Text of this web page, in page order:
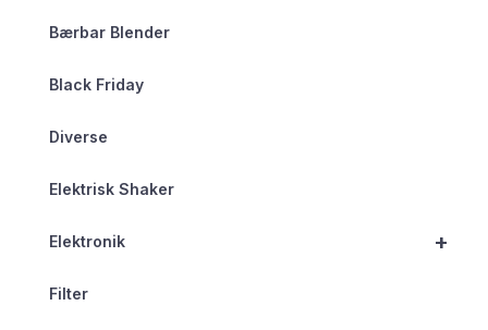
Bærbar Blender
Black Friday
Diverse
Elektrisk Shaker
+
Elektronik
Filter